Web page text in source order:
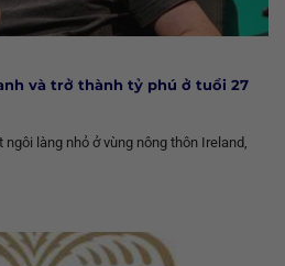
và trở thành tỷ phú ở tuổi 27
làng nhỏ ở vùng nông thôn Ireland,